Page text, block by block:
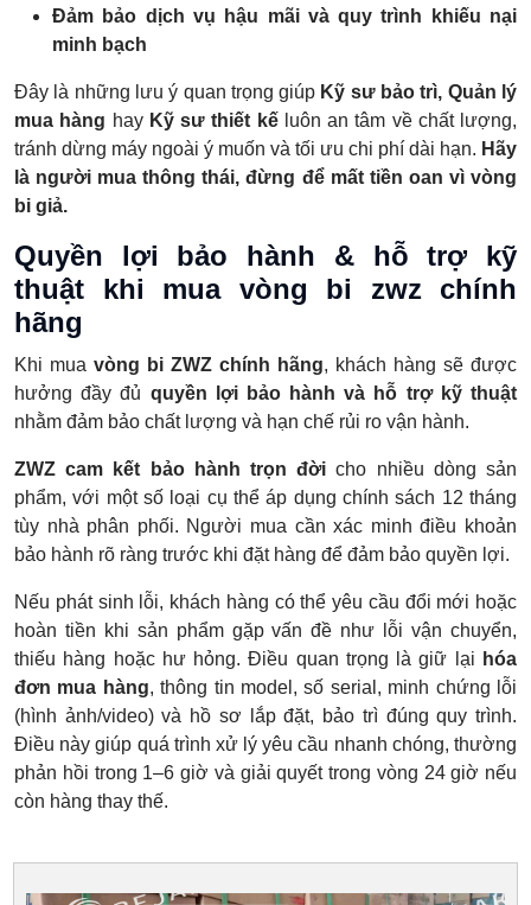
Đảm bảo dịch vụ hậu mãi và quy trình khiếu nại
minh bạch
Đây là những lưu ý quan trọng giúp Kỹ sư bảo trì, Quản lý
mua hàng hay Kỹ sư thiết kếluôn an tâm về chất lượng,
tránh dừng máy ngoài ý muốn và tối ưu chi phí dài hạn. Hãy
là người mua thông thái, đừng để mất tiền oan vì vòng
bi giả.
Quyền lợi bảo hành & hỗ trợ kỹ
thuật khi mua vòng bi zwz chính
hãng
Khi mua vòng bi ZWZ chính hãng, khách hàng sẽ được
hưởng đầy đủ quyền lợi bảo hành và hỗ trợ kỹ thuật
nhằm đảm bảo chất lượng và hạn chế rủi ro vận hành.
ZWZ cam kết bảo hành trọn đời cho nhiều dòng sản
phẩm, với một số loại cụ thể áp dụng chính sách 12 tháng
tùy nhà phân phối. Người mua cần xác minh điều khoản
bảo hành rõ ràng trước khi đặt hàng để đảm bảo quyền lợi.
Nếu phát sinh lỗi, khách hàng có thể yêu cầu đổi mới hoặc
hoàn tiền khi sản phẩm gặp vấn đề như lỗi vận chuyển,
thiếu hàng hoặc hư hỏng. Điều quan trọng là giữ lại hóa
đơn mua hàng, thông tin model, số serial, minh chứng lỗi
(hình ảnh/video) và hồ sơ lắp đặt, bảo trì đúng quy trình.
Điều này giúp quá trình xử lý yêu cầu nhanh chóng, thường
phản hồi trong 1–6 giờ và giải quyết trong vòng 24 giờ nếu
còn hàng thay thế.